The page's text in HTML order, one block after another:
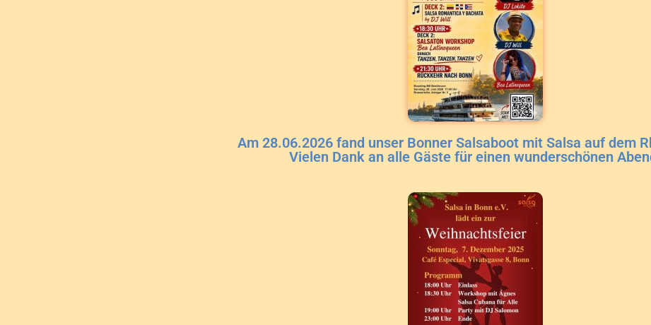
Am 28.06.2026 fand unser Bonner Salsaboot mit Salsa auf dem
Vielen Dank an alle Gäste für einen wunderschönen